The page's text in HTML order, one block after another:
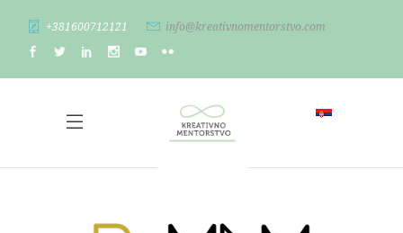
+381600712121 info@kreativnomentorstvo.com